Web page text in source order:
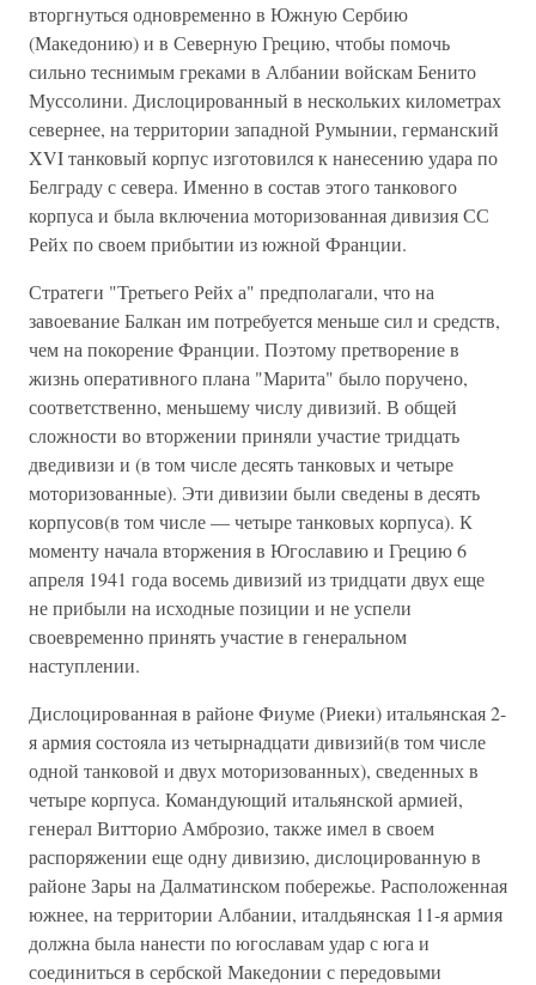
вторгнуться одновременно в Южную Сербию
(Македонию) и в Северную Грецию, чтобы помочь
сильно теснимым греками в Албании войскам Бенито
Муссолини. Дислоцированный в нескольких километрах
севернее, на территории западной Румынии, германский
XVI танковый корпус изготовился к нанесению удара по
Белграду с севера. Именно в состав этого танкового
корпуса и была включениа моторизованная дивизия СС
Рейх по своем прибытии из южной Франции.
Стратеги "Третьего Рейх а" предполагали, что на
завоевание Балкан им потребуется меньше сил и средств,
чем на покорение Франции. Поэтому претворение в
жизнь оперативного плана "Марита" было поручено,
соответственно, меньшему числу дивизий. В общей
сложности во вторжении приняли участие тридцать
дведивизи и (в том числе десять танковых и четыре
моторизованные). Эти дивизии были сведены в десять
корпусов(в том числе — четыре танковых корпуса). К
моменту начала вторжения в Югославию и Грецию 6
апреля 1941 года восемь дивизий из тридцати двух еще
не прибыли на исходные позиции и не успели
своевременно принять участие в генеральном
наступлении.
Дислоцированная в районе Фиуме (Риеки) итальянская 2-
я армия состояла из четырнадцати дивизий(в том числе
одной танковой и двух моторизованных), сведенных в
четыре корпуса. Командующий итальянской армией,
генерал Витторио Амброзио, также имел в своем
распоряжении еще одну дивизию, дислоцированную в
районе Зары на Далматинском побережье. Расположенная
южнее, на территории Албании, италдьянская 11-я армия
должна была нанести по югославам удар с юга и
соединиться в сербской Македонии с передовыми